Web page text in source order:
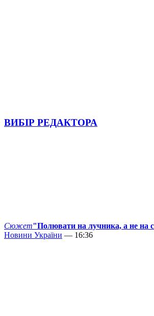
ВИБІР РЕДАКТОРА
Сюжет"Полювати на лучника, а не на
Новини України — 16:36